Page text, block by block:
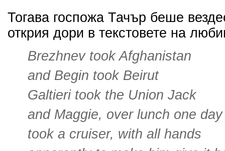
Тогава госпожа Тачър беше
открия дори в текстовете на
Brezhnev took Afghanistan
and Begin took Beirut
Galtieri took the Union Jack
and Maggie, over lunch one day
took a cruiser, with all hands